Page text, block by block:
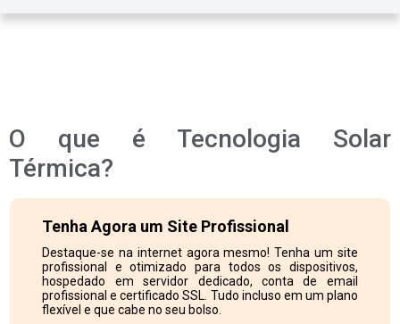
O que é Tecnologia Solar
Térmica?
Tenha Agora um Site Profissional
Destaque-se na internet agora mesmo! Tenha um site
profissional e otimizado para todos os dispositivos,
hospedado em servidor dedicado, conta de email
profissional e certificado SSL. Tudo incluso em um plano
flexível e que cabe no seu bolso.